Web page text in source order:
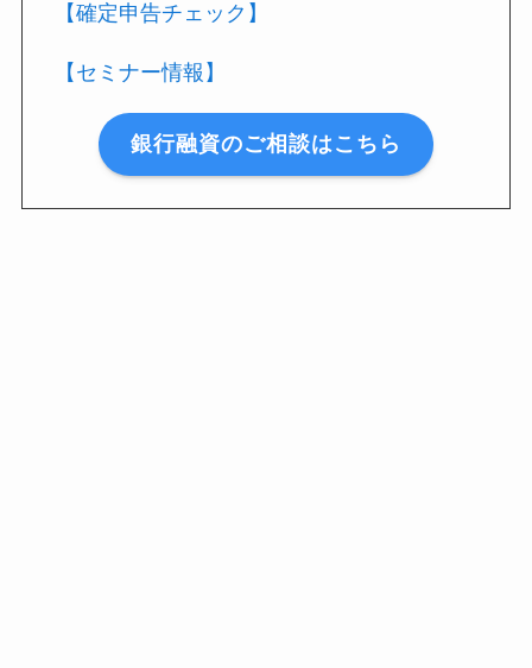
【確定申告チェック】
【セミナー情報】
銀行融資のご相談はこちら